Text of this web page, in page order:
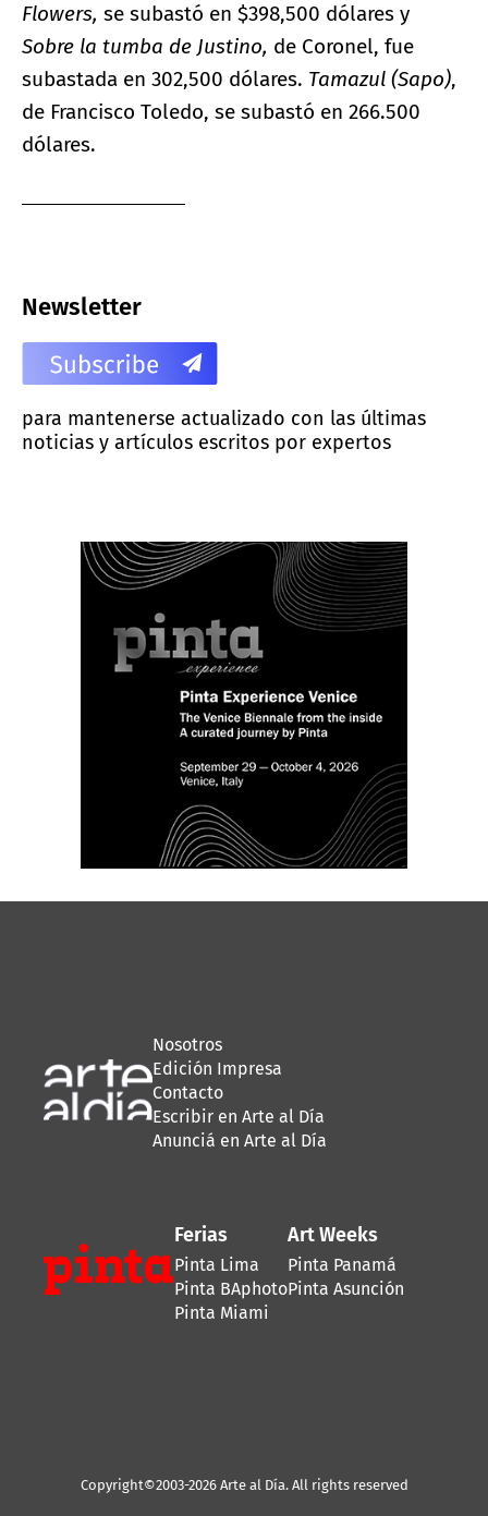
Flowers, se subastó en $398,500 dólares y
Sobre la tumba de Justino, de Coronel, fue
subastada en 302,500 dólares. Tamazul (Sapo),
de Francisco Toledo, se subastó en 266.500
dólares.
Newsletter
para mantenerse actualizado con las últimas
noticias y artículos escritos por expertos
Nosotros
Edición Impresa
Contacto
Escribir en Arte al Día
Anunciá en Arte al Día
Ferias
Pinta Lima
Pinta BAphoto
Pinta Miami
Art Weeks
Pinta Panamá
Pinta Asunción
Copyright©2003-2026 Arte al Día. All rights reserved